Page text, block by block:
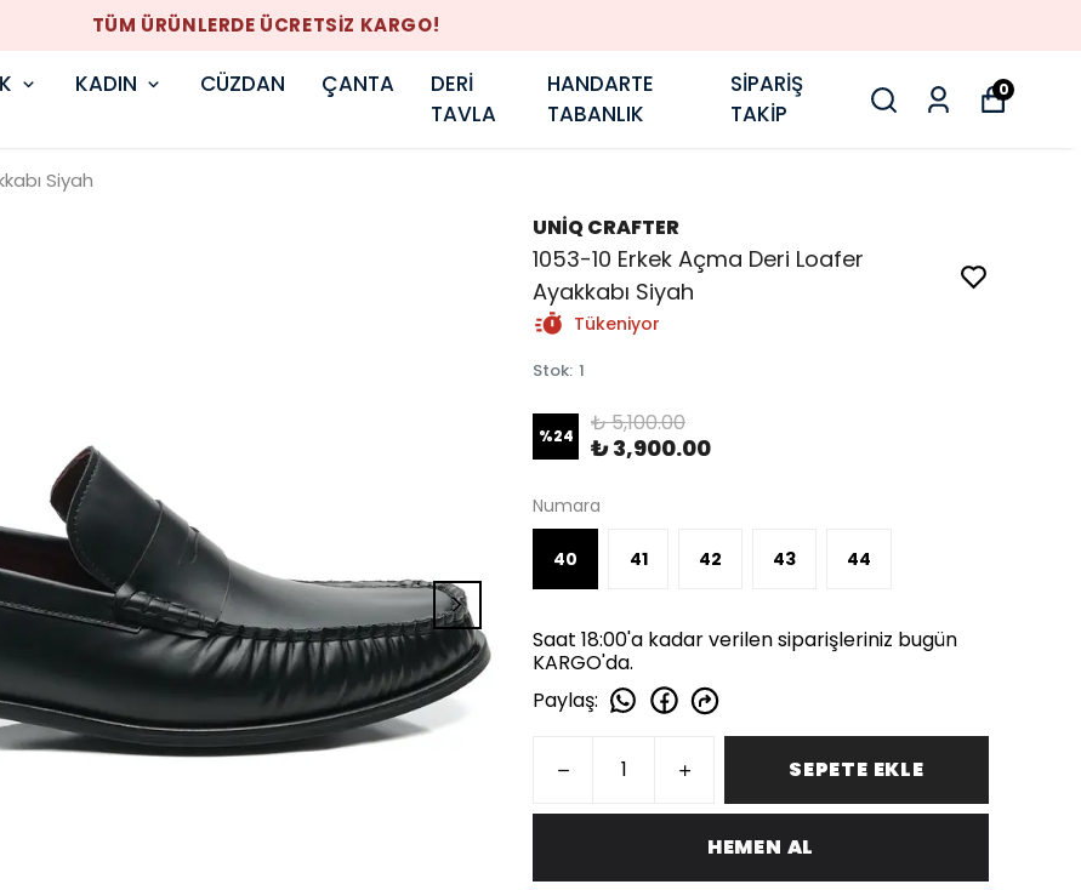
TÜM ÜRÜNLERDE ÜCRETSİZ KARGO!
KADIN CÜZDAN ÇANTA
DERİ
TAVLA
HANDARTE
TABANLIK
SİPARİŞ
TAKİP
0
Siyah
UNİQ CRAFTER
1053-10 Erkek Açma Deri Loafer
Ayakkabı Siyah
Tükeniyor
Stok: 1
%24 ₺ 5,100.00
₺ 3,900.00
Numara
40 41 42 43 44
Saat 18:00'a kadar verilen siparişleriniz bugün
KARGO'da.
Paylaş:
SEPETE EKLE
HEMEN AL